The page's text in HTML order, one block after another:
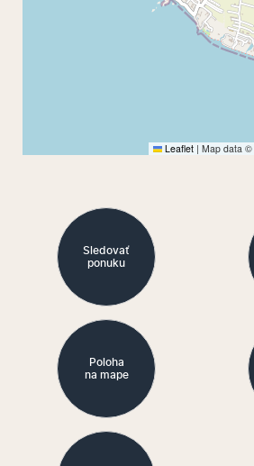
Leaflet | Map data ©
Sledovať
ponuku
Poloha
na mape